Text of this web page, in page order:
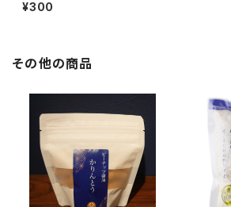
¥300
その他の商品